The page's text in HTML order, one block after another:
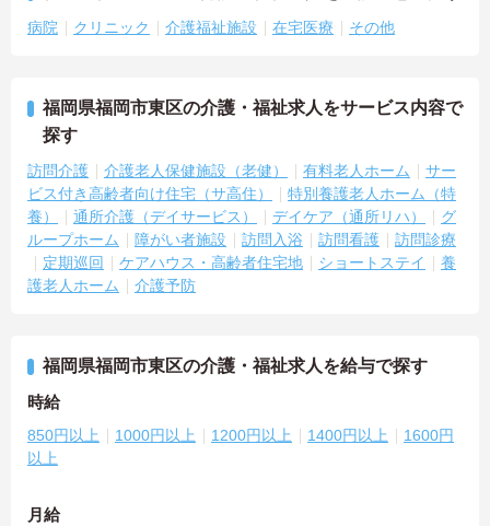
病院 クリニック 介護福祉施設 在宅医療 その他
福岡県福岡市東区の介護・福祉求人をサービス内容で
探す
訪問介護 介護老人保健施設（老健） 有料老人ホーム
サー
ビス付き高齢者向け住宅（サ高住）
特別養護老人ホーム（特
養）
通所介護（デイサービス） デイケア（通所リハ）
グ
ループホーム
障がい者施設 訪問入浴 訪問看護
訪問診療
定期巡回
ケアハウス・高齢者住宅地 ショートステイ
養
護老人ホーム
介護予防
福岡県福岡市東区の介護・福祉求人を給与で探す
時給
850円以上 1000円以上 1200円以上 1400円以上
1600円
以上
月給